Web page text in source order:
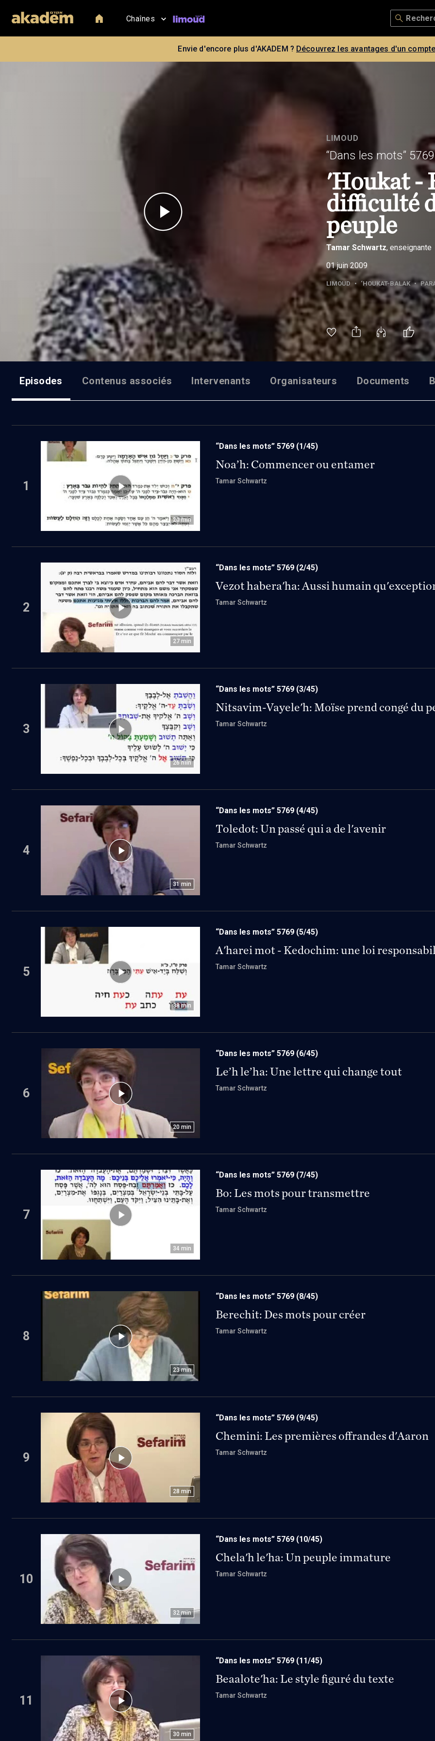
Chaînes
Envie d'encore plus d'AKADEM ? Découvrez les avantages d'un
LIMOUD
“Dans les mots” 5769
'Houkat -
difficulté
peuple
Tamar Schwartz, enseignante
01 juin 2009
LIMOUD • ‘HOUKAT-BALAK •
Episodes Contenus associés Intervenants Organisateurs Documents
1
20 min
“Dans les mots” 5769 (1/45)
Noa’h: Commencer ou entamer
Tamar Schwartz
2
27 min
“Dans les mots” 5769 (2/45)
Vezot habera'ha: Aussi humain
Tamar Schwartz
3
26 min
“Dans les mots” 5769 (3/45)
Nitsavim-Vayele'h: Moïse prend congé du
Tamar Schwartz
4
31 min
“Dans les mots” 5769 (4/45)
Toledot: Un passé qui a de l'avenir
Tamar Schwartz
5
38 min
“Dans les mots” 5769 (5/45)
A'harei mot - Kedochim: une loi
Tamar Schwartz
6
20 min
“Dans les mots” 5769 (6/45)
Le’h le’ha: Une lettre qui change tout
Tamar Schwartz
7
34 min
“Dans les mots” 5769 (7/45)
Bo: Les mots pour transmettre
Tamar Schwartz
8
23 min
“Dans les mots” 5769 (8/45)
Berechit: Des mots pour créer
Tamar Schwartz
9
28 min
“Dans les mots” 5769 (9/45)
Chemini: Les premières offrandes d'Aaron
Tamar Schwartz
10
32 min
“Dans les mots” 5769 (10/45)
Chela'h le'ha: Un peuple immature
Tamar Schwartz
11
30 min
“Dans les mots” 5769 (11/45)
Beaalote'ha: Le style figuré du texte
Tamar Schwartz